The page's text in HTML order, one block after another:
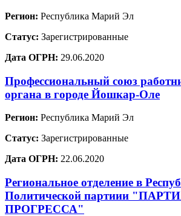
Регион: Республика Марий Эл
Статус: Зарегистрированные
Дата ОГРН: 29.06.2020
Профессиональный союз
органа в городе Йошкар-Оле
Регион: Республика Марий Эл
Статус: Зарегистрированные
Дата ОГРН: 22.06.2020
Региональное отделение в
Политической партиии
ПРОГРЕССА"